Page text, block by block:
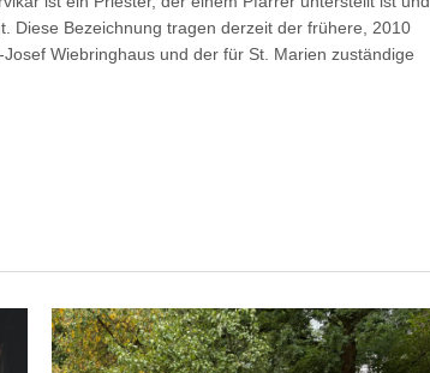
Diese Bezeichnung tragen derzeit der frühere, 2010
Wiebringhaus und der für St. Marien zuständige